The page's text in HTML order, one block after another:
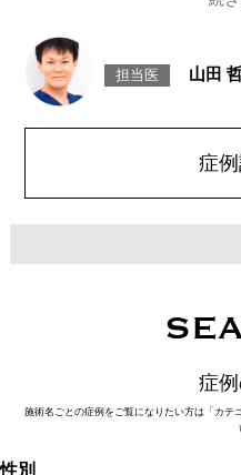
リスク、副作用：施術後に腫れ、
生じることがありますが、通常は
た、稀にアレルギー反応、細菌感
結節が生じる可能性があります。
費用：
レスチレンリフト※横浜院限定
クレヴィエルコントア 109,800円(
ボリューマ 131,800円(税込)
担当医 山田
症
症
施術名ごとの症例をご覧になりたい方は「カテ
性別